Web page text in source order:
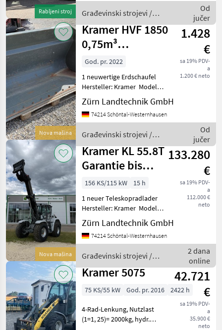
Rabljeni stroj
Motorhersteller: Yanmar
Laststabilisator: L
Građevinski strojevi /
Kramer
Od
jučer
Nova mašina
Kramer HVF 1850
0,75m³
Erdschaufel
1.428
€
sa 19% PDV-
a
1.200 € neto
God. pr. 2022
1 neuwertige Erdschaufel
Hersteller: Kramer Modell:
HVF 1850 0, 75 m³ Baujahr:
2022 Seriennummer:
1000410782
Breite: 1850 mm Tiefe: ca. 6
Zürn Landtechnik GmbH
74214 Schöntal-Westernhausen
Građevinski strojevi /
Kramer
Od
jučer
Nova mašina
Kramer KL 55.8T
Garantie bis
07/2027
133.280
€
sa 19% PDV-
a
112.000 €
neto
156 KS/115 kW
15 h
1 neuer Teleskopradlader
Hersteller: Kramer Modell:
KL 55.8 T Baujahr: 2023
Betriebsstunden: 15 h
Seriennummer:
Betriebsgewicht: ca. 11.200
kg
Zürn Landtechnik GmbH
74214 Schöntal-Westernhausen
Građevinski strojevi /
Kramer
2 dana
online
Kramer 5075
42.721
€
sa 19% PDV-
a
35.900 €
neto
75 KS/55 kW God. pr. 2016 2422 h
4-Rad-Lenkung, Nutzlast
(1=1, 25)= 2000kg, hydr.